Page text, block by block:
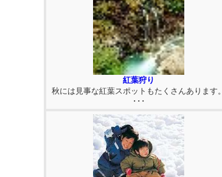
紅葉狩り
秋には見事な紅葉スポットもたくさんあります。
･･･